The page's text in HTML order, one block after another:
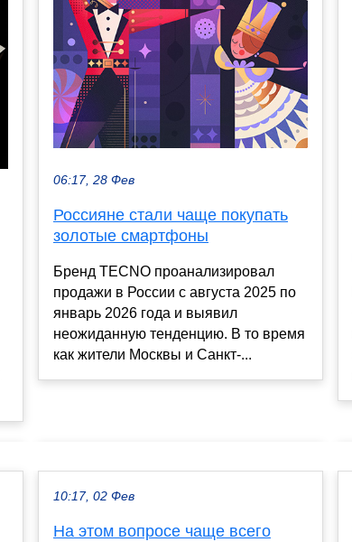
06:17, 28 Фев
Россияне стали чаще покупать
золотые смартфоны
Бренд TECNO проанализировал
продажи в России с августа 2025 по
январь 2026 года и выявил
неожиданную тенденцию. В то время
как жители Москвы и Санкт-...
10:17, 02 Фев
На этом вопросе чаще всего